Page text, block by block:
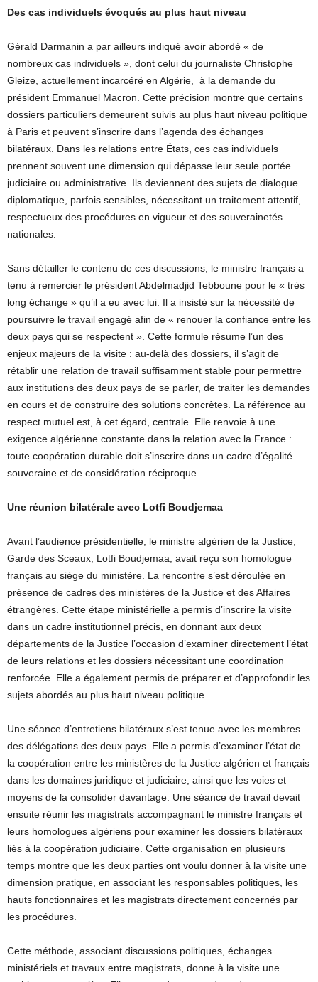
Des cas individuels évoqués au plus haut niveau
Gérald Darmanin a par ailleurs indiqué avoir abordé « de
nombreux cas individuels », dont celui du journaliste Christophe
Gleize, actuellement incarcéré en Algérie, à la demande du
président Emmanuel Macron. Cette précision montre que certains
dossiers particuliers demeurent suivis au plus haut niveau politique
à Paris et peuvent s’inscrire dans l’agenda des échanges
bilatéraux. Dans les relations entre États, ces cas individuels
prennent souvent une dimension qui dépasse leur seule portée
judiciaire ou administrative. Ils deviennent des sujets de dialogue
diplomatique, parfois sensibles, nécessitant un traitement attentif,
respectueux des procédures en vigueur et des souverainetés
nationales.
Sans détailler le contenu de ces discussions, le ministre français a
tenu à remercier le président Abdelmadjid Tebboune pour le « très
long échange » qu’il a eu avec lui. Il a insisté sur la nécessité de
poursuivre le travail engagé afin de « renouer la confiance entre les
deux pays qui se respectent ». Cette formule résume l’un des
enjeux majeurs de la visite : au-delà des dossiers, il s’agit de
rétablir une relation de travail suffisamment stable pour permettre
aux institutions des deux pays de se parler, de traiter les demandes
en cours et de construire des solutions concrètes. La référence au
respect mutuel est, à cet égard, centrale. Elle renvoie à une
exigence algérienne constante dans la relation avec la France :
toute coopération durable doit s’inscrire dans un cadre d’égalité
souveraine et de considération réciproque.
Une réunion bilatérale avec Lotfi Boudjemaa
Avant l’audience présidentielle, le ministre algérien de la Justice,
Garde des Sceaux, Lotfi Boudjemaa, avait reçu son homologue
français au siège du ministère. La rencontre s’est déroulée en
présence de cadres des ministères de la Justice et des Affaires
étrangères. Cette étape ministérielle a permis d’inscrire la visite
dans un cadre institutionnel précis, en donnant aux deux
départements de la Justice l’occasion d’examiner directement l’état
de leurs relations et les dossiers nécessitant une coordination
renforcée. Elle a également permis de préparer et d’approfondir les
sujets abordés au plus haut niveau politique.
Une séance d’entretiens bilatéraux s’est tenue avec les membres
des délégations des deux pays. Elle a permis d’examiner l’état de
la coopération entre les ministères de la Justice algérien et français
dans les domaines juridique et judiciaire, ainsi que les voies et
moyens de la consolider davantage. Une séance de travail devait
ensuite réunir les magistrats accompagnant le ministre français et
leurs homologues algériens pour examiner les dossiers bilatéraux
liés à la coopération judiciaire. Cette organisation en plusieurs
temps montre que les deux parties ont voulu donner à la visite une
dimension pratique, en associant les responsables politiques, les
hauts fonctionnaires et les magistrats directement concernés par
les procédures.
Cette méthode, associant discussions politiques, échanges
ministériels et travaux entre magistrats, donne à la visite une